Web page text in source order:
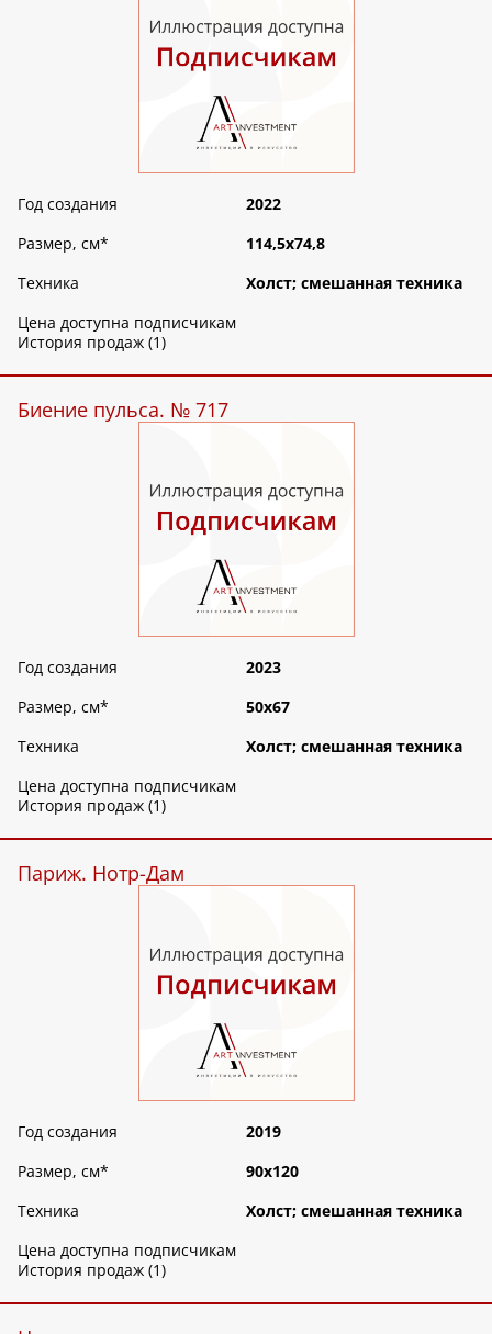
Год создания
2022
Размер, см*
114,5х74,8
Техника
Холст; смешанная техника
Цена доступна подписчикам
История продаж (1)
Биение пульса. № 717
Год создания
2023
Размер, см*
50х67
Техника
Холст; смешанная техника
Цена доступна подписчикам
История продаж (1)
Париж. Нотр-Дам
Год создания
2019
Размер, см*
90х120
Техника
Холст; смешанная техника
Цена доступна подписчикам
История продаж (1)